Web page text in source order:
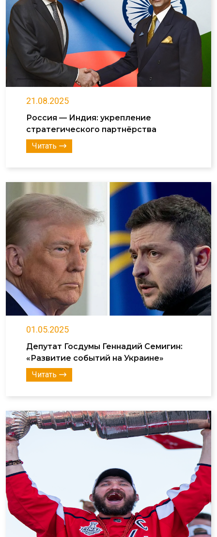
21.08.2025
Россия — Индия: укрепление
стратегического партнёрства
Читать
01.05.2025
Депутат Госдумы Геннадий Семигин:
«Развитие событий на Украине»
Читать